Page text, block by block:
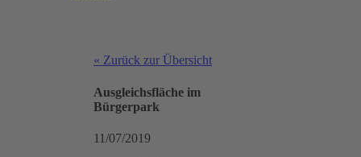
« Zurück zur Übersicht
Ausgleichsfläche im
Bürgerpark
11/07/2019